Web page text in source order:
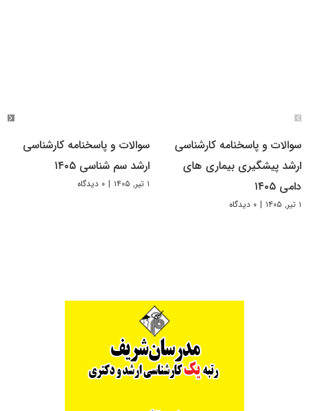
سوالات و پاسخنامه کارشناسی
ارشد پیشگیری بیماری های
دامی ۱۴۰۵
۱ تیر, ۱۴۰۵ | ۰ دیدگاه
سوالات و پاسخنامه کارشناسی
ارشد سم شناسی ۱۴۰۵
۱ تیر, ۱۴۰۵ | ۰ دیدگاه